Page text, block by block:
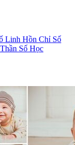
Linh Hồn Chỉ Số
Số Học